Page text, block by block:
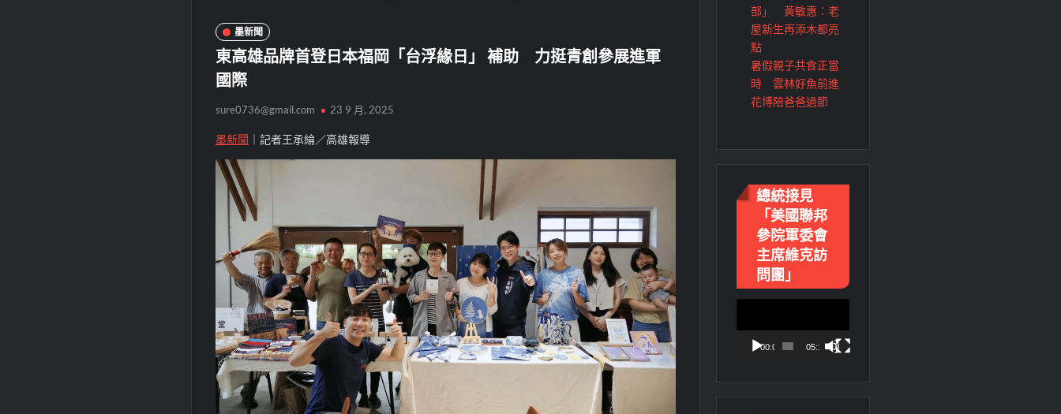
墨新聞
東高雄品牌首登日本福岡「台浮緣日」 補助 力挺青創參展進軍
國際
sure0736@gmail.com 23 9 月, 2025
墨新聞 ｜記者王承綸／高雄報導
部」 黃敏惠：老
屋新生再添木都亮
點
暑假親子共食正當
時 雲林好魚前進
花博陪爸爸過節
總統接見
「美國聯邦
參院軍委會
主席維克訪
問團」
00:00 05:18